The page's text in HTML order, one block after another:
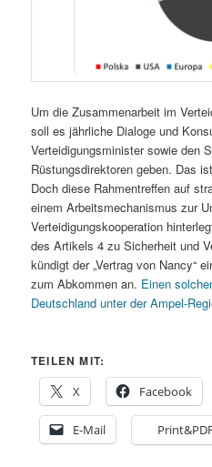
Um die Zusammenarbeit im
soll es jährliche Dialoge und
Verteidigungsminister sowie den
Rüstungsdirektoren geben. Das
Doch diese Rahmentreffen auf
einem Arbeitsmechanismus zur
Verteidigungskooperation
des Artikels 4 zu Sicherheit und
kündigt der „Vertrag von Nancy“
zum Abkommen an. Einen
Deutschland unter der Ampel-
TEILEN MIT:
X
Facebook
E-Mail